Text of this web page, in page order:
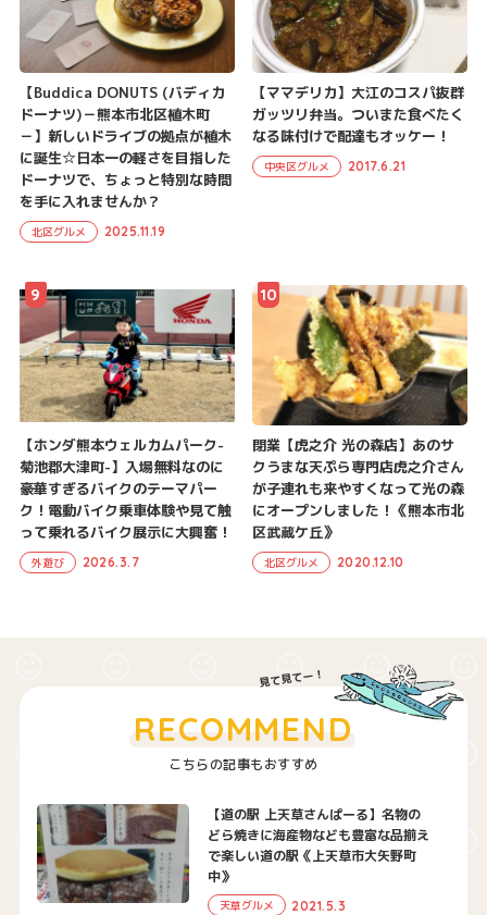
【Buddica DONUTS (バディカ
ドーナツ)－熊本市北区植木町
－】新しいドライブの拠点が植木
に誕生☆日本一の軽さを目指した
ドーナツで、ちょっと特別な時間
を手に入れませんか？
北区グルメ 2025.11.19
【ママデリカ】大江のコスパ抜群
ガッツリ弁当。ついまた食べたく
なる味付けで配達もオッケー！
中央区グルメ 2017.6.21
【ホンダ熊本ウェルカムパーク-
菊池郡大津町-】入場無料なのに
豪華すぎるバイクのテーマパー
ク！電動バイク乗車体験や見て触
って乗れるバイク展示に大興奮！
外遊び 2026.3.7
9
閉業【虎之介 光の森店】あのサ
クうまな天ぷら専門店虎之介さん
が子連れも来やすくなって光の森
にオープンしました！《熊本市北
区武蔵ケ丘》
北区グルメ 2020.12.10
10
こちらの記事もおすすめ
RECOMMEND
【道の駅 上天草さんぱーる】名物の
どら焼きに海産物なども豊富な品揃え
で楽しい道の駅《上天草市大矢野町
中》
天草グルメ 2021.5.3